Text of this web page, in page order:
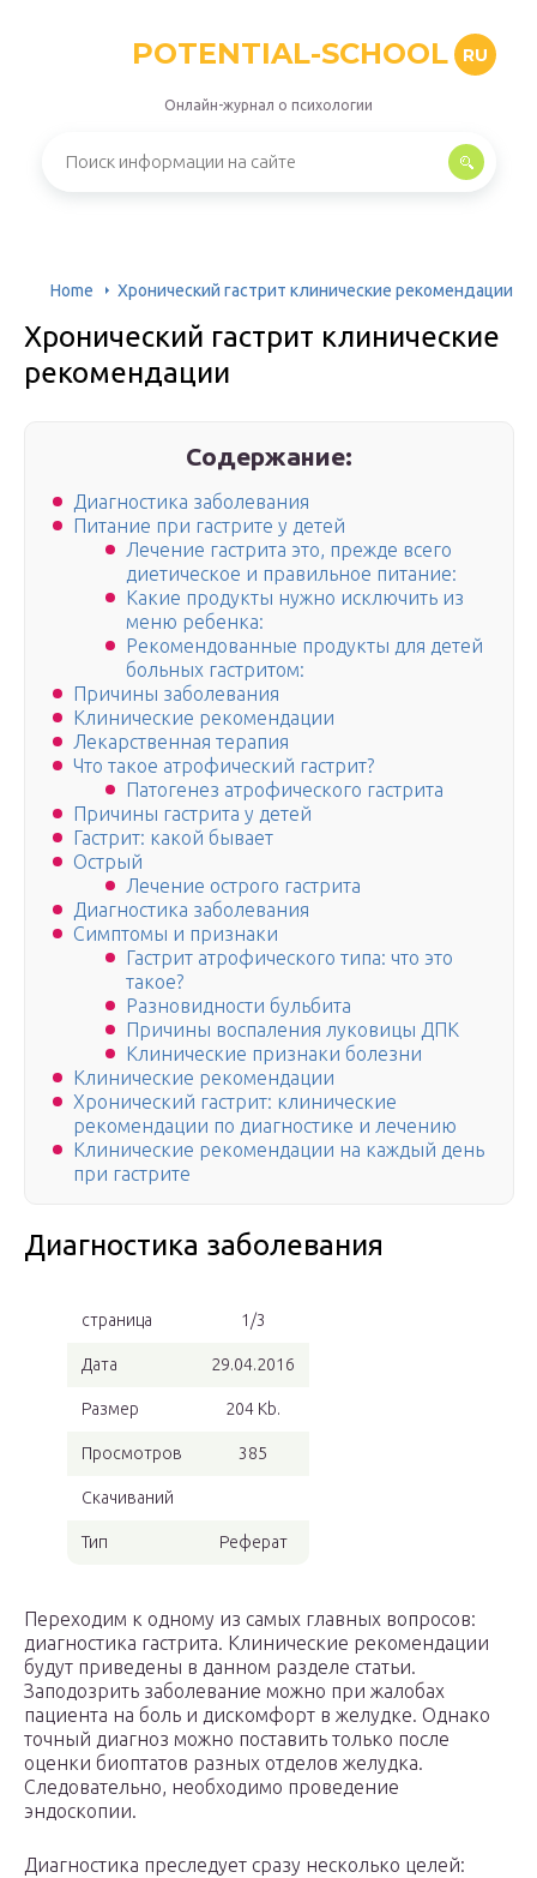
POTENTIAL-SCHOOL RU
Онлайн-журнал о психологии
Home Хронический гастрит клинические рекомендации
Хронический гастрит клинические
рекомендации
Содержание:
Диагностика заболевания
Питание при гастрите у детей
Лечение гастрита это, прежде всего
диетическое и правильное питание:
Какие продукты нужно исключить из
меню ребенка:
Рекомендованные продукты для детей
больных гастритом:
Причины заболевания
Клинические рекомендации
Лекарственная терапия
Что такое атрофический гастрит?
Патогенез атрофического гастрита
Причины гастрита у детей
Гастрит: какой бывает
Острый
Лечение острого гастрита
Диагностика заболевания
Симптомы и признаки
Гастрит атрофического типа: что это
такое?
Разновидности бульбита
Причины воспаления луковицы ДПК
Клинические признаки болезни
Клинические рекомендации
Хронический гастрит: клинические
рекомендации по диагностике и лечению
Клинические рекомендации на каждый день
при гастрите
Диагностика заболевания
страница 1/3
Дата 29.04.2016
Размер 204 Kb.
Просмотров 385
Скачиваний
Тип Реферат
Переходим к одному из самых главных вопросов:
диагностика гастрита. Клинические рекомендации
будут приведены в данном разделе статьи.
Заподозрить заболевание можно при жалобах
пациента на боль и дискомфорт в желудке. Однако
точный диагноз можно поставить только после
оценки биоптатов разных отделов желудка.
Следовательно, необходимо проведение
эндоскопии.
Диагностика преследует сразу несколько целей: